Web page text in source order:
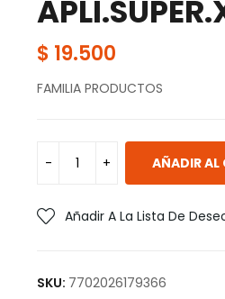
$ 19.500
FAMILIA PRODUCTOS
AÑADIR AL
Añadir A La Lista De
SKU: 7702026179366